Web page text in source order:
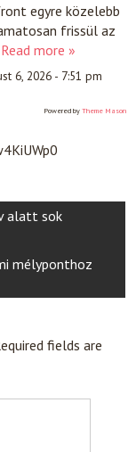
egyre közelebb
frissül az
Read more »
6, 2026 - 7:51 pm
Powered by Theme Mason
alatt sok
mélyponthoz
fields are